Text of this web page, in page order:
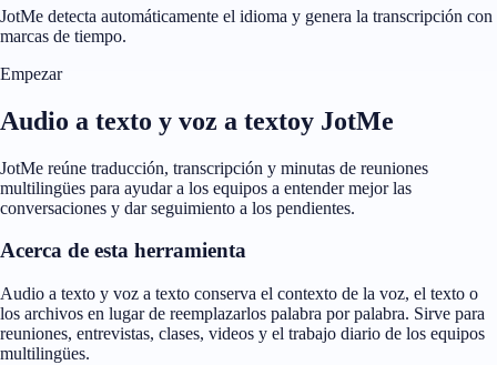
JotMe detecta automáticamente el idioma y genera la transcripción con
marcas de tiempo.
Empezar
Audio a texto y voz a textoy JotMe
JotMe reúne traducción, transcripción y minutas de reuniones
multilingües para ayudar a los equipos a entender mejor las
conversaciones y dar seguimiento a los pendientes.
Acerca de esta herramienta
Audio a texto y voz a texto conserva el contexto de la voz, el texto o
los archivos en lugar de reemplazarlos palabra por palabra. Sirve para
reuniones, entrevistas, clases, videos y el trabajo diario de los equipos
multilingües.